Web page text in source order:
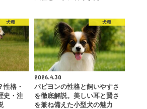
犬種
性格・
史・注
犬種
2026.4.30
パピヨンの性格と飼いやすさ
を徹底解説。美しい耳と賢さ
を兼ね備えた小型犬の魅力